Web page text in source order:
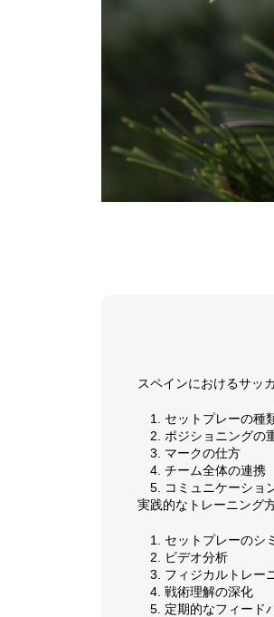
スペインにおけるサッ
1. セットプレーの種
2. ポジショニングの
3. マークの仕方
4. チーム全体の連携
5. コミュニケーショ
実践的なトレーニング
1. セットプレーのシ
2. ビデオ分析
3. フィジカルトレー
4. 戦術理解の深化
5. 定期的なフィード